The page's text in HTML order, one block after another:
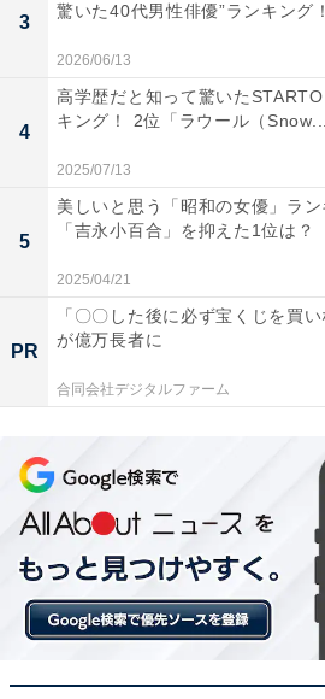
第2位：「業務中にチャット
視された」33％
2位は「業務中にチャットやメー
た」でした。
オフィスなどの職場への出勤とは
クでは基本的に互いの姿を見るこ
ため、業務開始時や終了時、休憩
報告する義務がある会社も多いで
作業内容の業務報告を行うことも
ただし、リモートワークでの勤務
3
驚いた40代男性俳優”ランキング
2026/06/13
4
高学歴だと知って驚いた
キング！ 2位「ラウール（Snow...
2025/07/13
5
美しいと思う「昭和の女優」ラン
「吉永小百合」を抑えた1位は？
2025/04/21
PR
「〇〇した後に必ず宝くじを買
が億万長者に
合同会社デジタルファーム